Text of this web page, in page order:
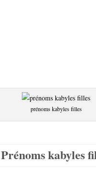
prénoms kabyles filles
Prénoms kabyles